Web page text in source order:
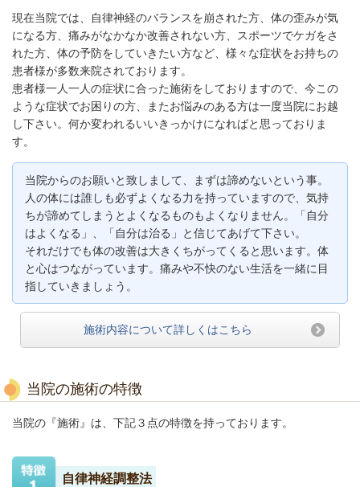
現在当院では、自律神経のバランスを崩された方、体の歪みが気
になる方、痛みがなかなか改善されない方、スポーツでケガをさ
れた方、体の予防をしていきたい方など、様々な症状をお持ちの
患者様が多数来院されております。
患者様一人一人の症状に合った施術をしておりますので、今この
ような症状でお困りの方、またお悩みのある方は一度当院にお越
し下さい。何か変われるいいきっかけになればと思っておりま
す。
当院からのお願いと致しまして、まずは諦めないという事。
人の体には誰しも必ずよくなる力を持っていますので、気持
ちが諦めてしまうとよくなるものもよくなりません。「自分
はよくなる」、「自分は治る」と信じてあげて下さい。
それだけでも体の改善は大きくちがってくると思います。体
と心はつながっています。 痛みや不快のない生活を一緒に目
指していきましょう。
施術内容について詳しくはこちら
当院の施術の特徴
当院の『施術』は、下記３点の特徴を持っております。
自律神経調整法